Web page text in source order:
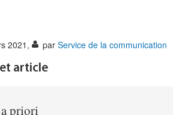
2021, par Service de la communication
article
priori